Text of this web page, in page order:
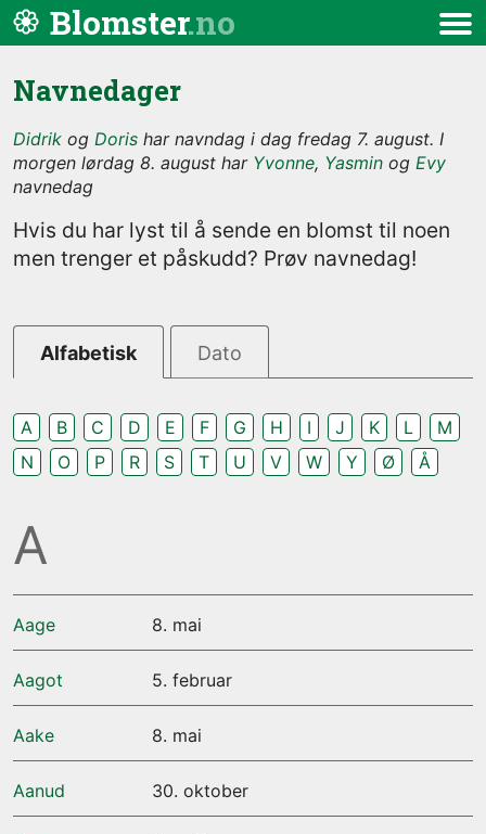
Hopp til innhold
Blomster
Meny
Navnedager
Didrik og Doris har navndag i dag fredag 7. august. I
morgen lørdag 8. august har Yvonne, Yasmin og Evy
navnedag
Hvis du har lyst til å sende en blomst til noen
men trenger et påskudd? Prøv navnedag!
Alfabetisk Dato
A B C D E F G H I J K L
M
N
O P R S T U V W Y Ø Å
A
Aage 8. mai
Aagot 5. februar
Aake 8. mai
Aanud 30. oktober